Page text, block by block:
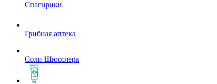
Спагирики
Грибная аптека
Соли Шюсслера